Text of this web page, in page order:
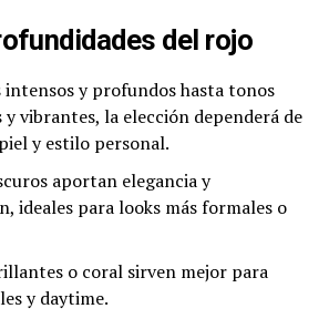
del rojo
intensos y profundos hasta tonos
y vibrantes, la elección dependerá de
y estilo personal.
aportan elegancia y
ideales para looks más formales o
o coral sirven mejor para
y daytime.